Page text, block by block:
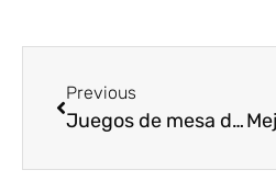
Previous
Juegos de mesa de anime: Top 5 de las mejores opciones